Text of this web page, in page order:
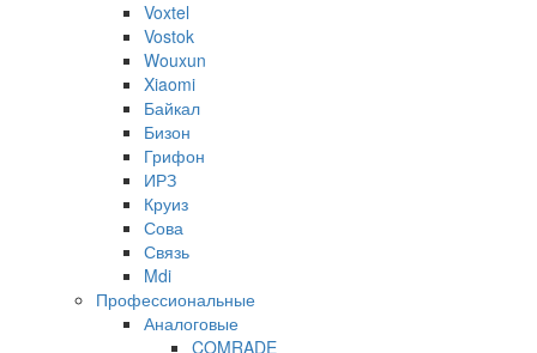
Voxtel
Vostok
Wouxun
Xiaomi
Байкал
Бизон
Грифон
ИРЗ
Круиз
Сова
Связь
Mdi
Профессиональные
Аналоговые
COMRADE